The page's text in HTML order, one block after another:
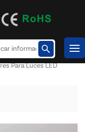
Para Luces LED